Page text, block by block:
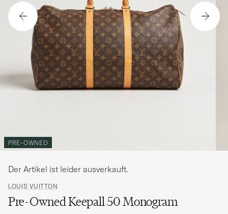
PRE-OWNED
LOUIS VUITTON
Pre-Owned Keepall 50 Monogram
Der Artikel ist leider ausverkauft.